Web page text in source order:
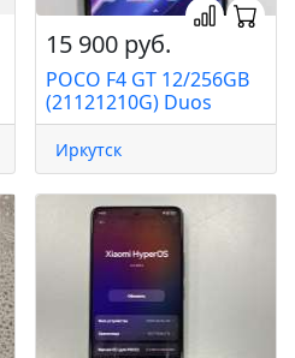
15 900 руб.
POCO F4 GT 12/256GB
(21121210G) Duos
Иркутск